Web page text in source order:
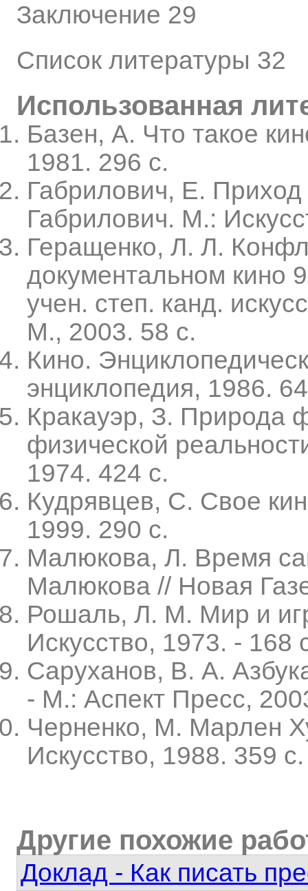
Заключение 29
Список литературы 32
Использованная
Базен, А. Что такое
1981. 296 с.
Габрилович, Е.
Габрилович. М.:
Геращенко, Л. Л.
документальном кино
учен. степ. канд.
М., 2003. 58 с.
Кино.
энциклопедия, 1986.
Кракауэр, З. Природа
физической
1974. 424 с.
Кудрявцев, С. Свое
1999. 290 с.
Малюкова, Л. Время
Малюкова // Новая
Рошаль, Л. М. Мир и
Искусство, 1973. - 168
Саруханов, В. А.
- М.: Аспект Пресс,
Черненко, М. Марлен
Искусство, 1988. 359 с.
Другие похожие
Доклад - Как писать